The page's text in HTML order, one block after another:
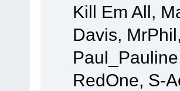
Kill Em All,
Davis,
RedOne, S-